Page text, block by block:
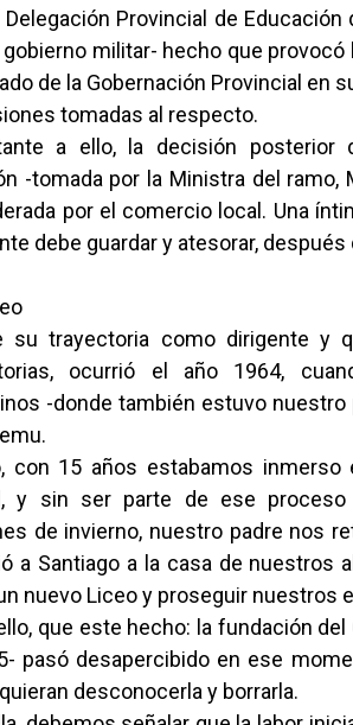
Delegación Provincial de
gobierno militar- hecho que
de la Gobernación Provincial en
tomadas al respecto.
a ello, la decisión posterior
-tomada por la Ministra del ramo,
por el comercio local. Una
debe guardar y atesorar,
su trayectoria como dirigente y
ocurrió el año 1964,
-donde también estuvo nuestro
con 15 años estabamos
y sin ser parte de ese
de invierno, nuestro padre nos
a Santiago a la casa de nuestros
nuevo Liceo y proseguir nuestros
que este hecho: la fundación
pasó desapercibido en ese
desconocerla y borrarla.